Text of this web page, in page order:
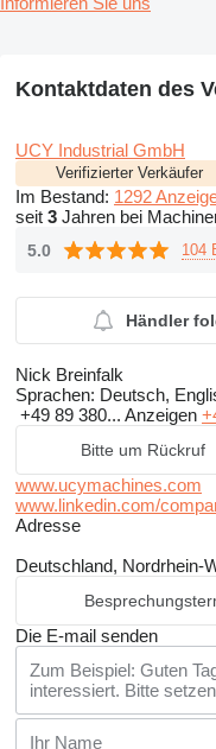
Kontaktdaten des
UCY Industrial GmbH
Verifizierter Verkäufer
Im Bestand: 1292
seit 3 Jahren bei
5.0 104
Händler
Nick Breinfalk
Sprachen: Deutsch,
+49 89 380... Anzeigen
Bitte um Rückruf
www.ucymachines.com
www.linkedin.com/
Adresse
Deutschland, Nordrhein-
Die E-mail senden